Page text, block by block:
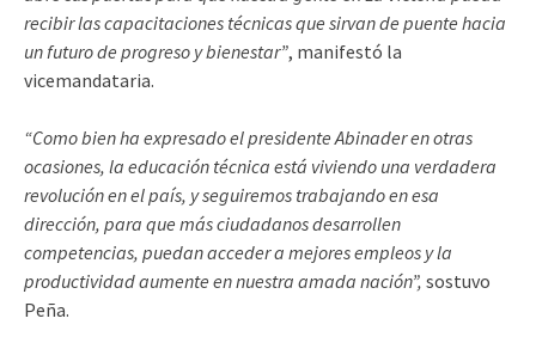
recibir las capacitaciones técnicas que sirvan de puente hacia
un futuro de progreso y bienestar”, manifestó la
vicemandataria.
“Como bien ha expresado el presidente Abinader en otras
ocasiones, la educación técnica está viviendo una verdadera
revolución en el país, y seguiremos trabajando en esa
dirección, para que más ciudadanos desarrollen
competencias, puedan acceder a mejores empleos y la
productividad aumente en nuestra amada nación”, sostuvo
Peña.